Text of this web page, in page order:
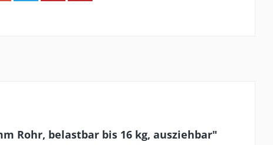
Rohr, belastbar bis 16 kg, ausziehbar"